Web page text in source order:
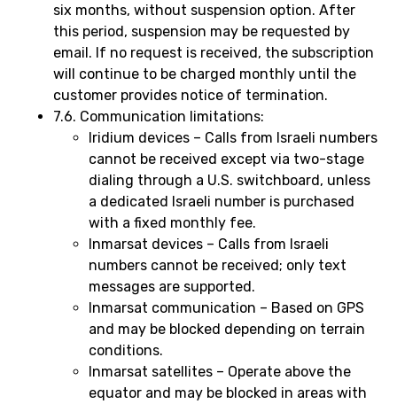
six months, without suspension option. After
this period, suspension may be requested by
email. If no request is received, the subscription
will continue to be charged monthly until the
customer provides notice of termination.
7.6. Communication limitations:
Iridium devices – Calls from Israeli numbers
cannot be received except via two-stage
dialing through a U.S. switchboard, unless
a dedicated Israeli number is purchased
with a fixed monthly fee.
Inmarsat devices – Calls from Israeli
numbers cannot be received; only text
messages are supported.
Inmarsat communication – Based on GPS
and may be blocked depending on terrain
conditions.
Inmarsat satellites – Operate above the
equator and may be blocked in areas with